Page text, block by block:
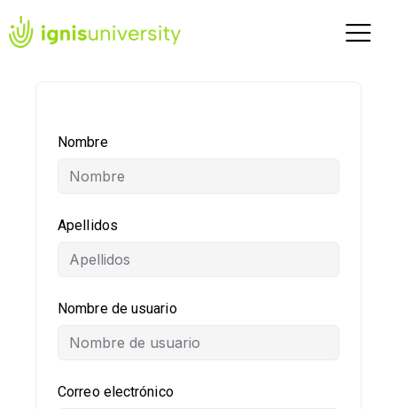
Nombre
Apellidos
Nombre de usuario
Correo electrónico